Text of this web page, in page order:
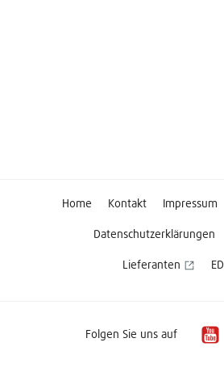
Home Kontakt Impressum
Datenschutzerklärungen
Lieferanten EDI
Folgen Sie uns auf